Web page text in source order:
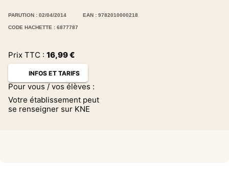
PARUTION : 02/04/2014 EAN : 9782010000218
CODE HACHETTE : 6877787
Prix TTC : 16,99€
INFOS ET TARIFS
Pour vous / vos élèves :
Votre établissement peut
se renseigner sur KNE